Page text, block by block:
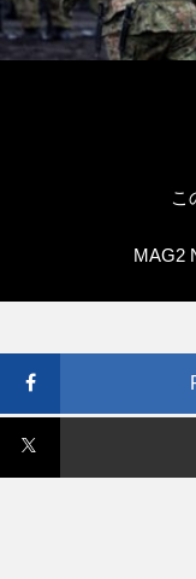
こ
MAG2